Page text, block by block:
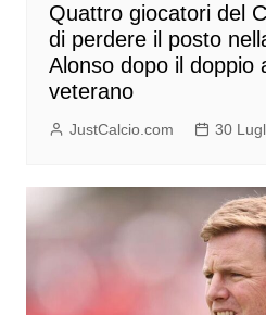
Quattro giocatori del
di perdere il posto
Alonso dopo il doppio
veterano
JustCalcio.com 30